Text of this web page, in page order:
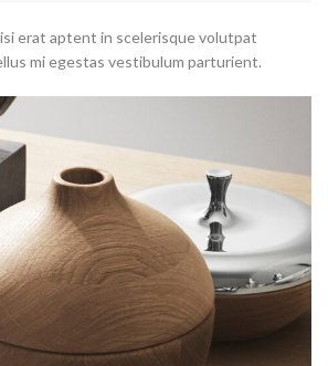
erat aptent in scelerisque volutpat
mi egestas vestibulum parturient.